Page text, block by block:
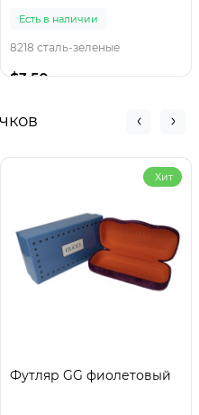
Есть в наличии
8218 сталь-зеленые
$3.50
Хит
Футляр GG фиолетовый